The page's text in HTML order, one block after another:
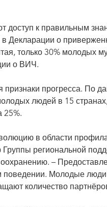
к правильным
в Декларации о
только 30% молодых
о ВИЧ.
прогресса. По
людей в 15
25%.
в области
Группы региональной
–
Молодые
количество